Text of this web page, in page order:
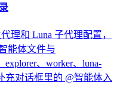
理和 Luna 子代理配置，
能体文件与
、worker、luna-
充对话框里的 @智能体入